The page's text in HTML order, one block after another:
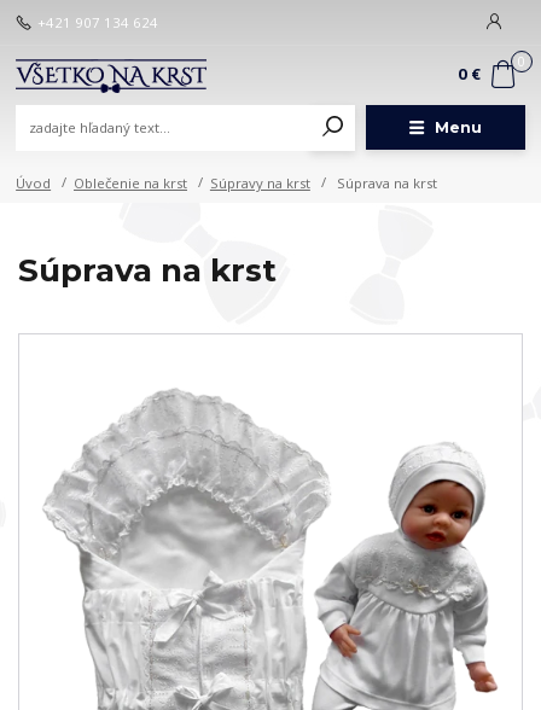
Menu
+421 907 134 624
0
0 €
Úvod Oblečenie na krst Súpravy na krst Súprava na krst
Súprava na krst